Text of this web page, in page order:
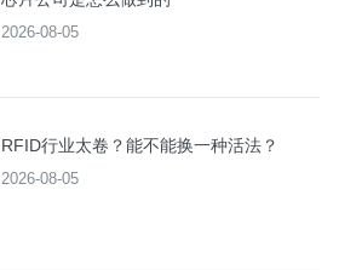
2026-08-05
RFID行业太卷？能不能换一种活法？
2026-08-05